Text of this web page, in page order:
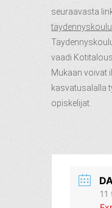
seuraavasta
vaadi
Mukaan voivat
kasvatusalalla
opiskelijat.
11